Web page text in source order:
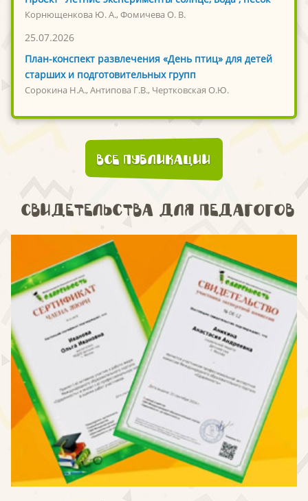
Корнющенкова Ю. А., Фомичева О. В.
25.07.2026
План-конспект развлечения «День птиц» для детей
старших и подготовительных групп
Сорокина Н.А., Антипова Г.В., Чертковская О.Ю.
Все публикации
Свидетельства для педагогов